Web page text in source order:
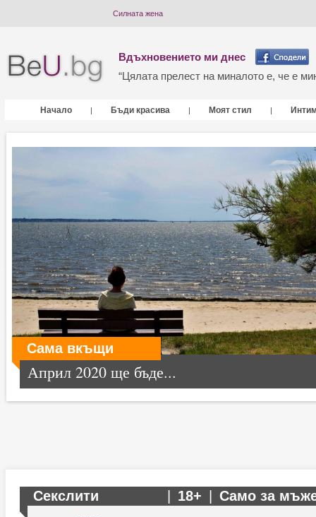
Силната жена
Вдъхновението ми днес
“Цялата прелест на миналото е, че е
Начало | Бъди красива | Моят стил |
Сама вкъщи
Април 2020 ще бъде...
Секслити 18+ Само за